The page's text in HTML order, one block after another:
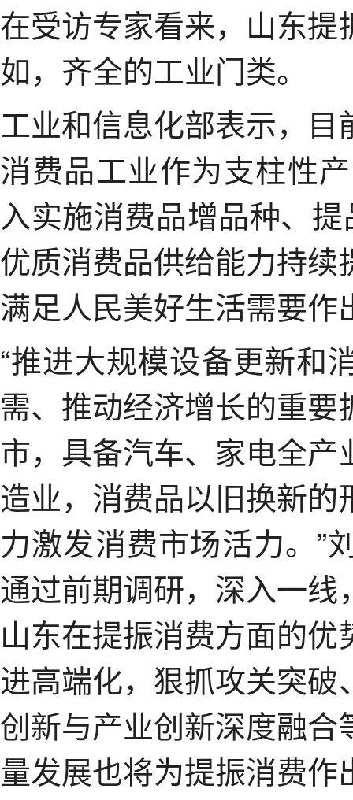
在受访专家看来，山东
如，齐全的工业门类。
工业和信息化部表示，
消费品工业作为支柱性
入实施消费品增品种、
优质消费品供给能力持
满足人民美好生活需要作
“推进大规模设备更新和
需、推动经济增长的重
市，具备汽车、家电全
造业，消费品以旧换新
力激发消费市场活力。”
通过前期调研，深入一
山东在提振消费方面的
进高端化，狠抓攻关突
创新与产业创新深度融
量发展也将为提振消费作